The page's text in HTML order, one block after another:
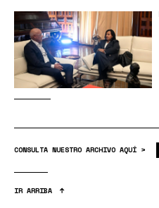
CONSULTA NUESTRO ARCHIVO AQUÍ >
IR ARRIBA